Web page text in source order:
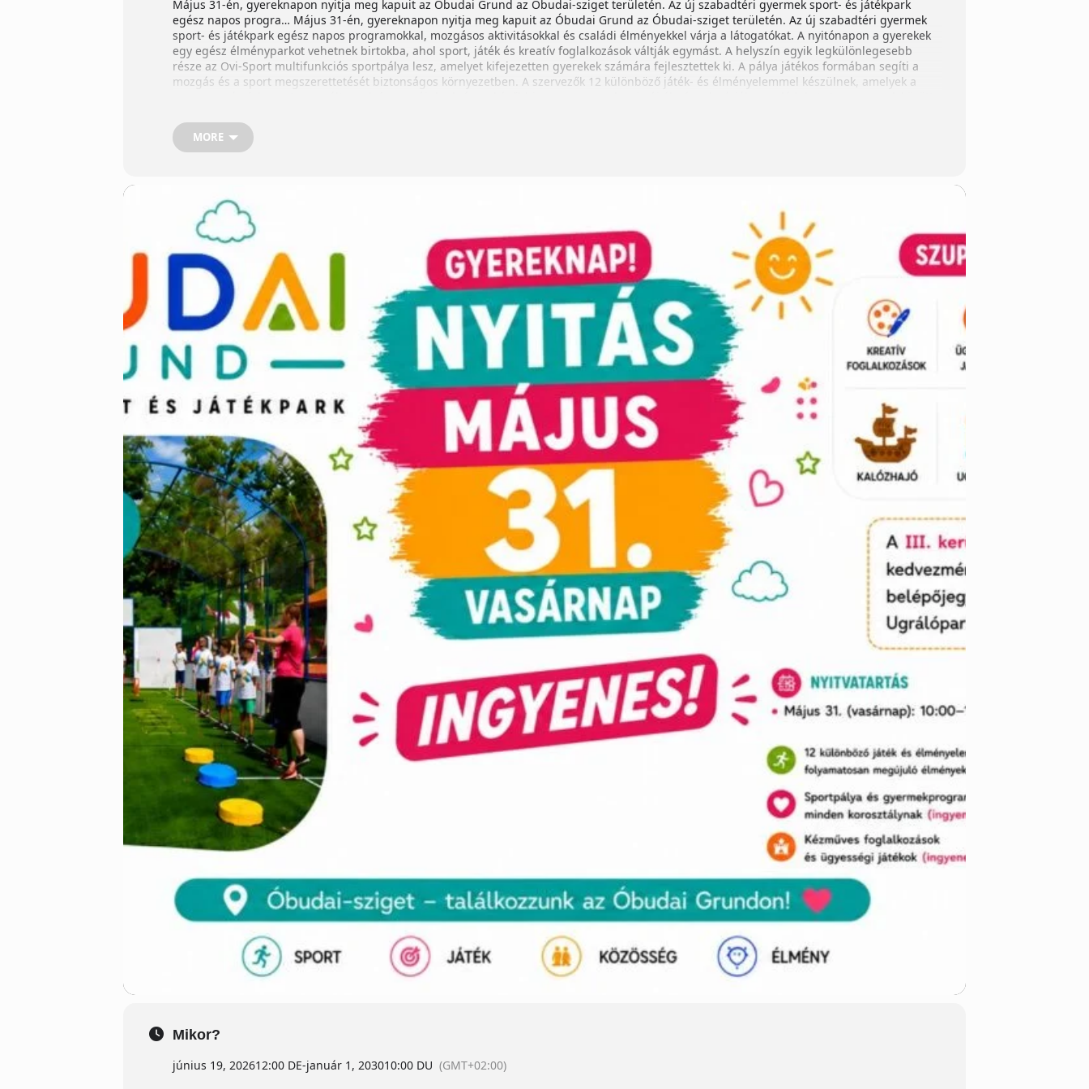
Május 31-én, gyereknapon nyitja meg kapuit az Óbudai Grund az Óbudai-sziget területén. Az új szabadtéri gyermek sport- és játékpark
egész napos progra… Május 31-én, gyereknapon nyitja meg kapuit az Óbudai Grund az Óbudai-sziget területén. Az új szabadtéri gyermek
sport- és játékpark egész napos programokkal, mozgásos aktivitásokkal és családi élményekkel várja a látogatókat. A nyitónapon a gyerekek
egy egész élményparkot vehetnek birtokba, ahol sport, játék és kreatív foglalkozások váltják egymást. A helyszín egyik legkülönlegesebb
része az Ovi-Sport multifunkciós sportpálya lesz, amelyet kifejezetten gyerekek számára fejlesztettek ki. A pálya játékos formában segíti a
mozgás és a sport megszerettetését biztonságos környezetben. A szervezők 12 különböző játék- és élményelemmel készülnek, amelyek a
játékok és aktivitások Az esemény egyik célja, hogy a gyerekek minél több időt töltsenek aktívan a szabadban, miközben a családok együtt
kapcsolódhatnak ki a Duna-part közelében, zöld környezetben.
MORE
Mikor?
június 19, 202612:00 DE-január 1, 203010:00 DU (GMT+02:00)